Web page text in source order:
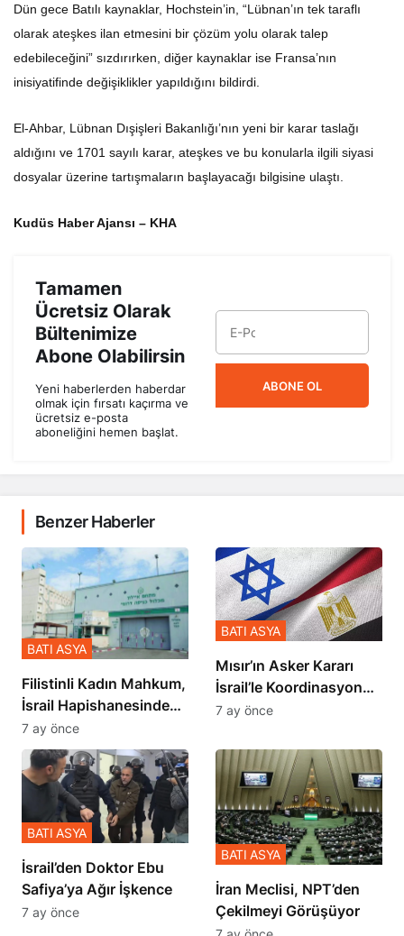
olarak ateşkes ilan etmesini bir çözüm yolu olarak talep
edebileceğini” sızdırırken, diğer kaynaklar ise Fransa’nın
inisiyatifinde değişiklikler yapıldığını bildirdi.
El-Ahbar, Lübnan Dışişleri Bakanlığı’nın yeni bir karar taslağı
aldığını ve 1701 sayılı karar, ateşkes ve bu konularla ilgili siyasi
dosyalar üzerine tartışmaların başlayacağı bilgisine ulaştı.
Kudüs Haber Ajansı – KHA
Tamamen
Ücretsiz Olarak
Bültenimize
Abone Olabilirsin
Yeni haberlerden haberdar
olmak için fırsatı kaçırma ve
ücretsiz e-posta
aboneliğini hemen başlat.
ABONE OL
Benzer Haberler
Filistinli Kadın Mahkum,
İsrail Hapishanesindeki
Zulmü Anlattı
BATI ASYA
7 ay önce
Mısır’ın Asker Kararı
İsrail’le Koordinasyon
İçinde Gerçekleşmiş
BATI ASYA
7 ay önce
İsrail’den Doktor Ebu
Safiya’ya Ağır İşkence
BATI ASYA
7 ay önce
İran Meclisi, NPT’den
Çekilmeyi Görüşüyor
BATI ASYA
7 ay önce